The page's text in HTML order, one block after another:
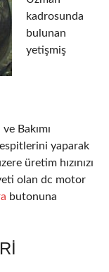
kadrosunda
bulunan
yetişmiş
ve Bakımı
yaparak
üretim hızınızı
olan dc motor
butonuna